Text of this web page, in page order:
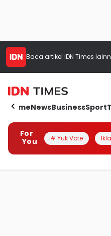
Baca artikel IDN Times
HomeNewsBusinessSport
For
You
# Yuk Vote